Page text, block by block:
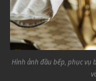
Hình ảnh đầu bếp, phục vụ